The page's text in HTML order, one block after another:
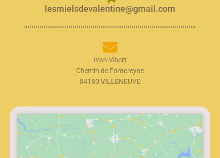
lesmielsdevalentine@gmail.com
Ivan Vibert
Chemin de Fontereyne
04180 VILLENEUVE